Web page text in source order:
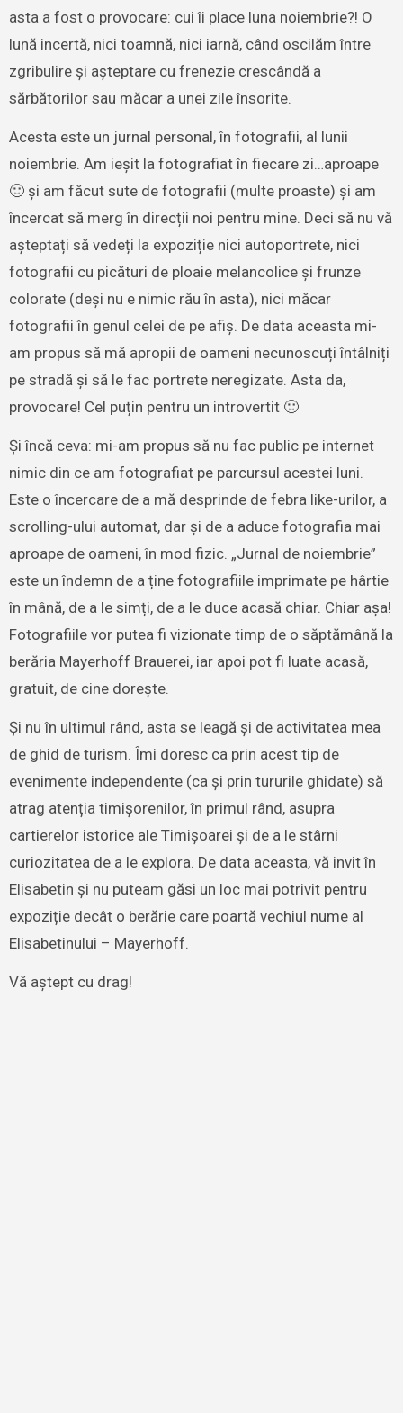
asta a fost o provocare: cui îi place luna noiembrie?! O
lună incertă, nici toamnă, nici iarnă, când oscilăm între
zgribulire și așteptare cu frenezie crescândă a
sărbătorilor sau măcar a unei zile însorite.
Acesta este un jurnal personal, în fotografii, al lunii
noiembrie. Am ieșit la fotografiat în fiecare zi…aproape
🙂 și am făcut sute de fotografii (multe proaste) și am
încercat să merg în direcții noi pentru mine. Deci să nu vă
așteptați să vedeți la expoziție nici autoportrete, nici
fotografii cu picături de ploaie melancolice și frunze
colorate (deși nu e nimic rău în asta), nici măcar
fotografii în genul celei de pe afiș. De data aceasta mi-
am propus să mă apropii de oameni necunoscuți întâlniți
pe stradă și să le fac portrete neregizate. Asta da,
provocare! Cel puțin pentru un introvertit 🙂
Și încă ceva: mi-am propus să nu fac public pe internet
nimic din ce am fotografiat pe parcursul acestei luni.
Este o încercare de a mă desprinde de febra like-urilor, a
scrolling-ului automat, dar și de a aduce fotografia mai
aproape de oameni, în mod fizic. „Jurnal de noiembrie”
este un îndemn de a ține fotografiile imprimate pe hârtie
în mână, de a le simți, de a le duce acasă chiar. Chiar așa!
Fotografiile vor putea fi vizionate timp de o săptămână la
berăria Mayerhoff Brauerei, iar apoi pot fi luate acasă,
gratuit, de cine dorește.
Și nu în ultimul rând, asta se leagă și de activitatea mea
de ghid de turism. Îmi doresc ca prin acest tip de
evenimente independente (ca și prin tururile ghidate) să
atrag atenția timișorenilor, în primul rând, asupra
cartierelor istorice ale Timișoarei și de a le stârni
curiozitatea de a le explora. De data aceasta, vă invit în
Elisabetin și nu puteam găsi un loc mai potrivit pentru
expoziție decât o berărie care poartă vechiul nume al
Elisabetinului – Mayerhoff.
Vă aștept cu drag!